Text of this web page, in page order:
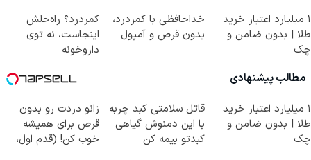
۱ میلیارد اعتبار خرید
طلا | بدون ضامن و
چک
خداحافظی با کمردرد،
بدون قرص و آمپول
کمردرد؟ راه‌حلش
اینجاست، نه توی
داروخونه
مطالب پیشنهادی
۱ میلیارد اعتبار خرید
طلا | بدون ضامن و
چک
قاتل سلامتی کبد چربه
با این دمنوش گیاهی
کبدتو بیمه کن
زانو دردت رو بدون
قرص برای همیشه
خوب کن! (قدم اول،